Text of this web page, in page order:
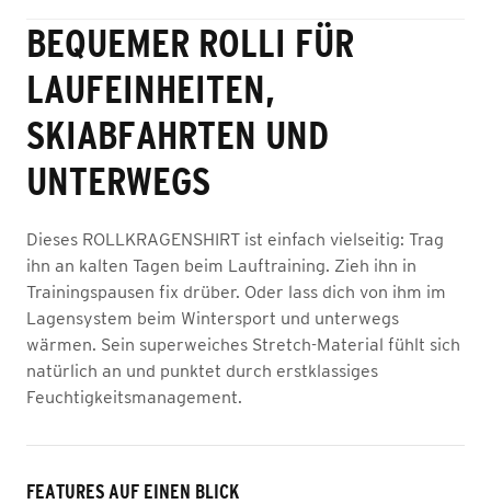
BEQUEMER ROLLI FÜR
LAUFEINHEITEN,
SKIABFAHRTEN UND
UNTERWEGS
Dieses ROLLKRAGENSHIRT ist einfach vielseitig: Trag
ihn an kalten Tagen beim Lauftraining. Zieh ihn in
Trainingspausen fix drüber. Oder lass dich von ihm im
Lagensystem beim Wintersport und unterwegs
wärmen. Sein superweiches Stretch-Material fühlt sich
natürlich an und punktet durch erstklassiges
Feuchtigkeitsmanagement.
FEATURES AUF EINEN BLICK